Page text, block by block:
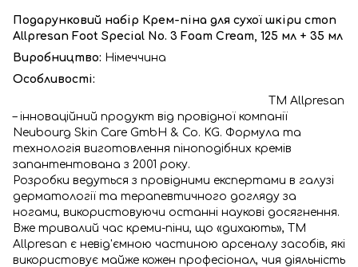
Подарунковий набір Крем-піна для сухої шкіри стоп
Allpresan Foot Special No. 3 Foam Cream, 125 мл + 35 мл
Виробництво: Німеччина
Особливості:
TM Allpresan
– інноваційний продукт від провідної компанії
Neubourg Skin Care GmbH & Co. KG. Формула та
технологія виготовлення піноподібних кремів
запантентована з 2001 року.
Розробки ведуться з провідними експертами в галузі
дерматології та терапевтичного догляду за
ногами, використовуючи останні наукові досягнення.
Вже тривалий час креми-піни, що «дихають», TM
Allpresan є невід'ємною частиною арсеналу засобів, які
використовує майже кожен професіонал, чия діяльність